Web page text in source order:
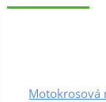
Motokrosová